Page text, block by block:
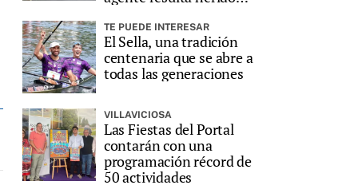
TE PUEDE INTERESAR
El Sella, una tradición
centenaria que se abre a
todas las generaciones
VILLAVICIOSA
Las Fiestas del Portal
contarán con una
programación récord de
50 actividades